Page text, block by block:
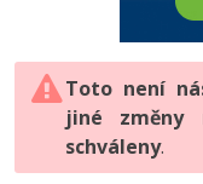
HTML5,
SQL a
Testování
PHP
JavaScript
Python
Vývojář
C# Game
-80%
JavaScript
PHP -80%
Digitální
Marketing
WordPress
Adobe
Adobe
Toto není
jiné změny
schváleny.